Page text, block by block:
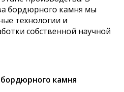
бордюрного камня мы
технологии и
собственной научной
камня